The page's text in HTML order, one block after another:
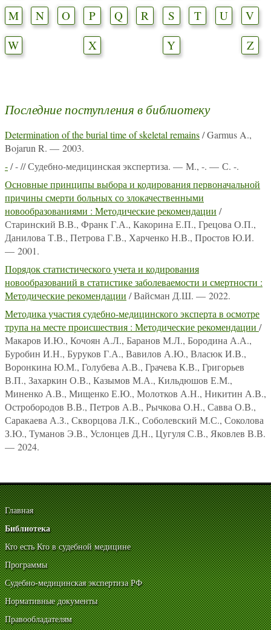
M
N O P Q R S T U
V
W
X Y Z
Последние поступления в библиотеку
Determination of the burial time of skeletal remains/ Garmus A.,
Bojarun R. — 2003.
-/ - // Судебно-медицинская экспертиза. — М., -. — С. -.
Основные принципы выбора и кодирования первоначальной
причины смерти больных со злокачественными
новообразованиями : Методические рекомендации /
Старинский В.В., Франк Г.А., Какорина Е.П., Грецова О.П.,
Данилова Т.В., Петрова Г.В., Харченко Н.В., Простов Ю.И.
— 2001.
Порядок статистического учета и кодирования
новообразований в статистике заболеваемости и смертности :
Методические рекомендации / Вайсман Д.Ш. — 2022.
Методика участия судебно-медицинского эксперта в осмотре
трупа на месте происшествия : Методические рекомендации /
Макаров И.Ю., Кочоян А.Л., Баранов М.Л., Бородина А.А.,
Буробин И.Н., Буруков Г.А., Вавилов А.Ю., Власюк И.В.,
Воронкина Ю.М., Голубева А.В., Грачева К.В., Григорьев
В.П., Захаркин О.В., Казымов М.А., Кильдюшов Е.М.,
Миненко А.В., Мищенко Е.Ю., Молотков А.Н., Никитин А.В.,
Остробородов В.В., Петров А.В., Рычкова О.Н., Савва О.В.,
Саракаева А.З., Скворцова Л.К., Соболевский М.С., Соколова
З.Ю., Туманов Э.В., Услонцев Д.Н., Цугуля С.В., Яковлев В.В.
— 2024.
Главная
Библиотека
Кто есть Кто в судебной медицине
Программы
Судебно-медицинская экспертиза РФ
Нормативные документы
Правообладателям